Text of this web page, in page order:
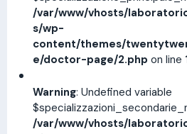
/var/www/vhosts/
s/wp-
content/themes/
e/doctor-page/2.php on line
Warning: Undefined variable
/var/www/vhosts/